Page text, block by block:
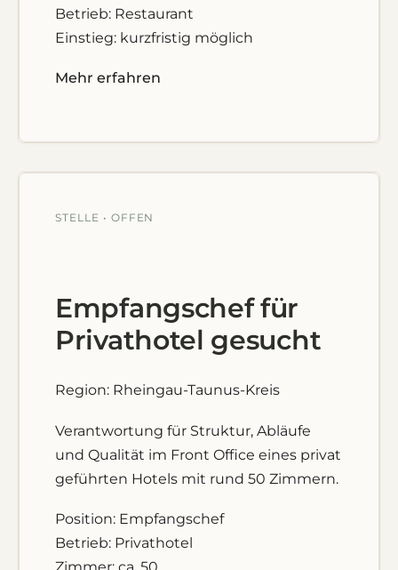
Betrieb: Restaurant
Einstieg: kurzfristig möglich
Mehr erfahren
STELLE • OFFEN
Empfangschef für
Privathotel gesucht
Region: Rheingau-Taunus-Kreis
Verantwortung für Struktur, Abläufe
und Qualität im Front Office eines privat
geführten Hotels mit rund 50 Zimmern.
Position: Empfangschef
Betrieb: Privathotel